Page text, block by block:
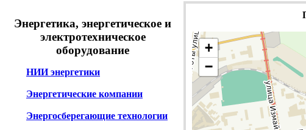
Энергетика, энергетическое и
электротехническое
оборудование
НИИ энергетики
Энергетические компании
Энергосберегающие технологии
+
−